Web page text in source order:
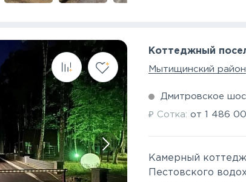
Коттеджный
Мытищинский район
Дмитровское
₽ Сотка:от1 486
Камерный
Пестовского